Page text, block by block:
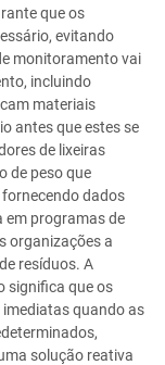
que os
evitando
monitoramento vai
incluindo
materiais
antes que estes se
de lixeiras
de peso que
dados
em programas de
organizações a
resíduos. A
significa que os
quando as
solução reativa